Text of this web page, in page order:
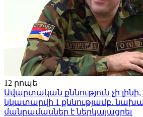
12 րոպե
Ավարտական քննություն չի լինի,
կկատարվի 1 քննությամբ.
մանրամասներ է ներկայացրել